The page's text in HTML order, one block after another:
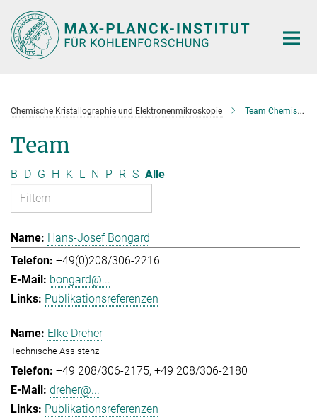
Hauptinhalt
Chemische Kristallographie und Elektronenmikroskopie Team Chemische Kristallographie und Elektronenmikroskopie
Team
B D G H K L N P R S Alle
Hans-Josef Bongard
+49(0)208/306-2216
bongard@...
Publikationsreferenzen
Elke Dreher
Technische Assistenz
+49 208/306-2175 +49 208/306-2180
dreher@...
Publikationsreferenzen